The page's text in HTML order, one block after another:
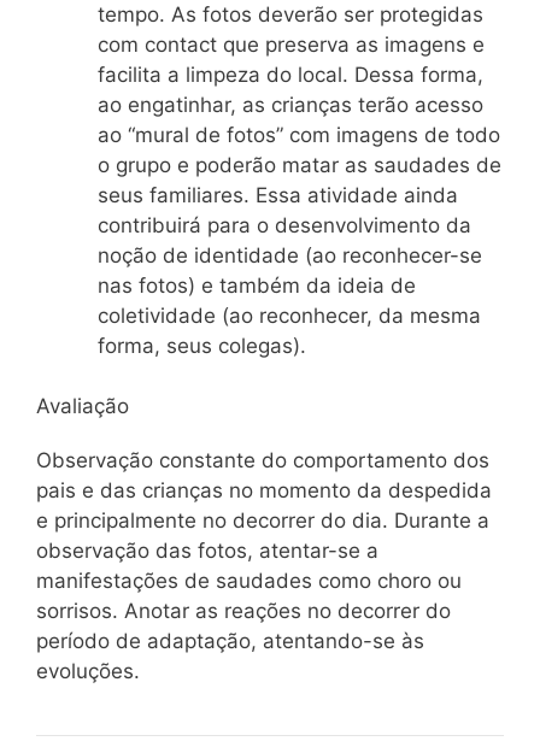
tempo. As fotos deverão ser protegidas
com contact que preserva as imagens e
facilita a limpeza do local. Dessa forma,
ao engatinhar, as crianças terão acesso
ao “mural de fotos” com imagens de todo
o grupo e poderão matar as saudades de
seus familiares. Essa atividade ainda
contribuirá para o desenvolvimento da
noção de identidade (ao reconhecer-se
nas fotos) e também da ideia de
coletividade (ao reconhecer, da mesma
forma, seus colegas).
Avaliação
Observação constante do comportamento dos
pais e das crianças no momento da despedida
e principalmente no decorrer do dia. Durante a
observação das fotos, atentar-se a
manifestações de saudades como choro ou
sorrisos. Anotar as reações no decorrer do
período de adaptação, atentando-se às
evoluções.